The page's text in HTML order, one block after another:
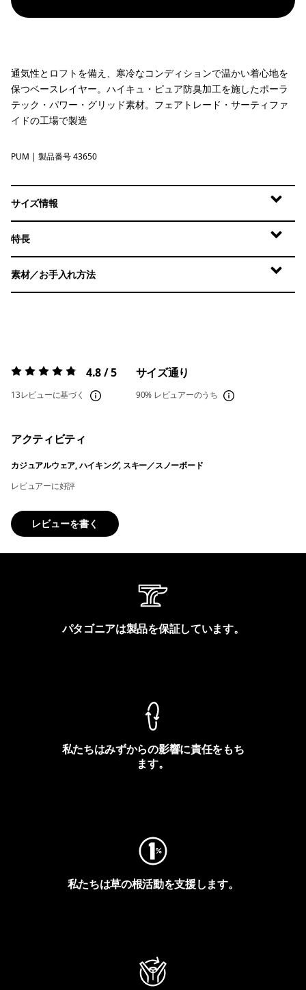
通気性とロフトを備え、寒冷なコンディションで温かい着心地を
保つベースレイヤー。ハイキュ・ピュア防臭加工を施したポーラ
テック・パワー・グリッド素材。フェアトレード・サーティファ
イドの工場で製造
Pumice
PUM | 製品番号 43650
サイズ情報
特長
素材／お手入れ方法
評価:4.8 / 5 4.8 / 5
13レビューに基づく
サイズ通り
90% レビュアーのうち
アクティビティ
カジュアルウェア, ハイキング, スキー／スノーボード
レビュアーに好評
レビューを書く
パタゴニアは製品を保証しています。
私たちはみずからの影響に責任をもち
ます。
私たちは草の根活動を支援します。